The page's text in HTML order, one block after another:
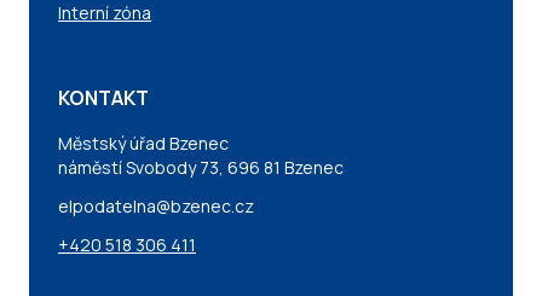
Interní zóna
KONTAKT
Městský úřad Bzenec
náměstí Svobody 73, 696 81 Bzenec
elpodatelna@bzenec.cz
+420 518 306 411